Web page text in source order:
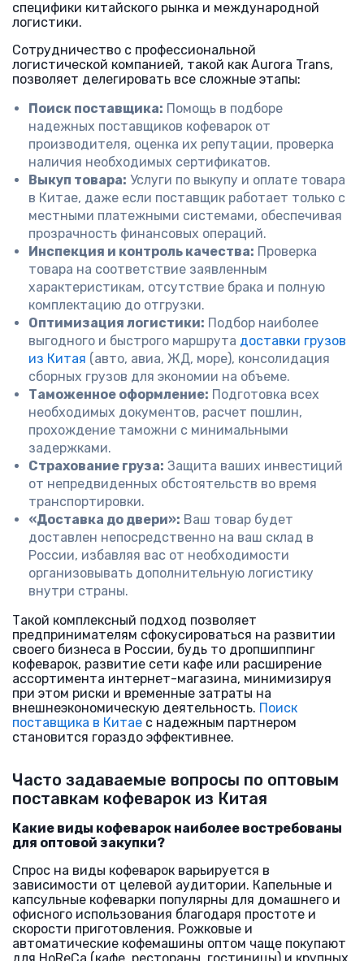
специфики китайского рынка и международной
логистики.
Сотрудничество с профессиональной
логистической компанией, такой как Aurora Trans,
позволяет делегировать все сложные этапы:
Поиск поставщика: Помощь в подборе
надежных поставщиков кофеварок от
производителя, оценка их репутации, проверка
наличия необходимых сертификатов.
Выкуп товара: Услуги по выкупу и оплате товара
в Китае, даже если поставщик работает только с
местными платежными системами, обеспечивая
прозрачность финансовых операций.
Инспекция и контроль качества: Проверка
товара на соответствие заявленным
характеристикам, отсутствие брака и полную
комплектацию до отгрузки.
Оптимизация логистики: Подбор наиболее
выгодного и быстрого маршрута доставки грузов
из Китая (авто, авиа, ЖД, море), консолидация
сборных грузов для экономии на объеме.
Таможенное оформление: Подготовка всех
необходимых документов, расчет пошлин,
прохождение таможни с минимальными
задержками.
Страхование груза: Защита ваших инвестиций
от непредвиденных обстоятельств во время
транспортировки.
«Доставка до двери»: Ваш товар будет
доставлен непосредственно на ваш склад в
России, избавляя вас от необходимости
организовывать дополнительную логистику
внутри страны.
Такой комплексный подход позволяет
предпринимателям сфокусироваться на развитии
своего бизнеса в России, будь то дропшиппинг
кофеварок, развитие сети кафе или расширение
ассортимента интернет-магазина, минимизируя
при этом риски и временные затраты на
внешнеэкономическую деятельность. Поиск
поставщика в Китае с надежным партнером
становится гораздо эффективнее.
Часто задаваемые вопросы по оптовым
поставкам кофеварок из Китая
Какие виды кофеварок наиболее востребованы
для оптовой закупки?
Спрос на виды кофеварок варьируется в
зависимости от целевой аудитории. Капельные и
капсульные кофеварки популярны для домашнего и
офисного использования благодаря простоте и
скорости приготовления. Рожковые и
автоматические кофемашины оптом чаще покупают